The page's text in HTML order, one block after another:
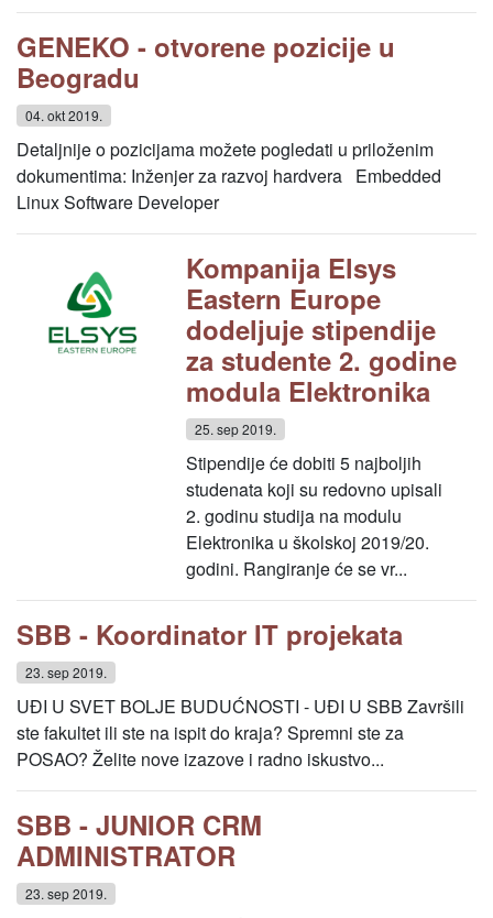
GENEKO - otvorene pozicije u
Beogradu
04. okt 2019.
Detaljnije o pozicijama možete pogledati u priloženim
dokumentima: Inženjer za razvoj hardvera Embedded
Linux Software Developer
Kompanija Elsys
Eastern Europe
dodeljuje stipendije
za studente 2. godine
modula Elektronika
25. sep 2019.
Stipendije će dobiti 5 najboljih
studenata koji su redovno upisali
2. godinu studija na modulu
Elektronika u školskoj 2019/20.
godini. Rangiranje će se vr...
SBB - Koordinator IT projekata
23. sep 2019.
UĐI U SVET BOLJE BUDUĆNOSTI - UĐI U SBB Završili
ste fakultet ili ste na ispit do kraja? Spremni ste za
POSAO? Želite nove izazove i radno iskustvo...
SBB - JUNIOR CRM
ADMINISTRATOR
23. sep 2019.